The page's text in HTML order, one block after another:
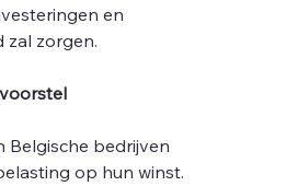
en
zal zorgen.
Belgische bedrijven
op hun winst.